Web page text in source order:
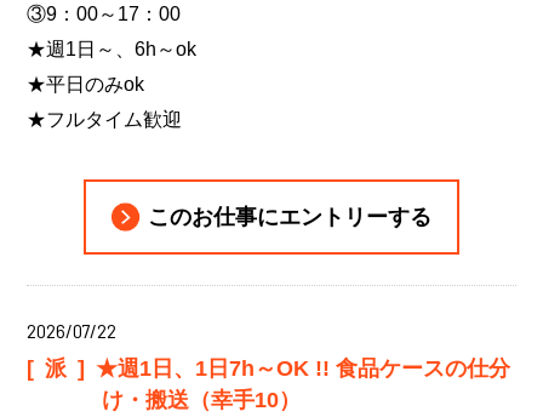
③9：00～17：00
★週1日～、6h～ok
★平日のみok
★フルタイム歓迎
このお仕事にエントリーする
2026/07/22
[派]★週1日、1日7h～OK !! 食品ケースの仕分
け・搬送（幸手10）